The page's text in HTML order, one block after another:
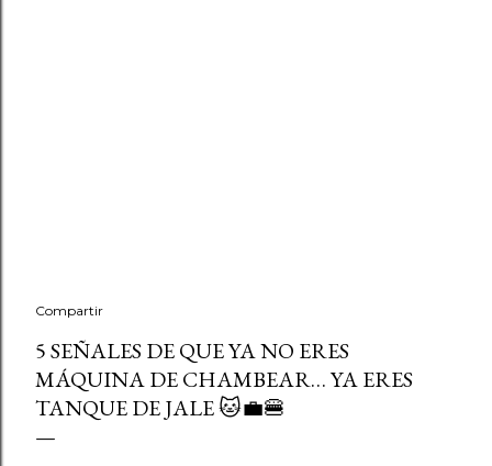
Compartir
5 SEÑALES DE QUE YA NO ERES
MÁQUINA DE CHAMBEAR… YA ERES
TANQUE DE JALE 🐱💼🍔